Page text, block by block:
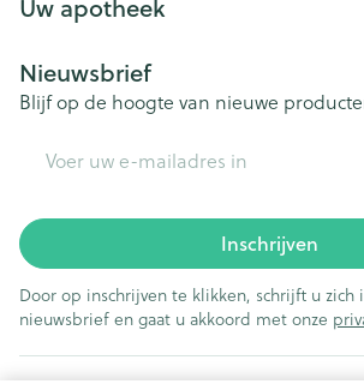
Uw apotheek
Nieuwsbrief
Blijf op de hoogte van nieuwe
Inschrijven
Door op inschrijven te klikken, schrijft u zich
nieuwsbrief en gaat u akkoord met onze